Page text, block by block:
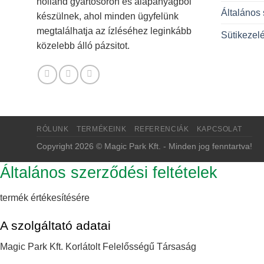
készülnek, ahol minden ügyfelünk
megtalálhatja az ízléséhez leginkább
közelebb álló pázsitot.
Általános
RÓLUNK TERMÉKEINK REFERENCIÁK KAPCSOLAT
Copyright 2026 © Magic Park Kft. - Minden jog fenntartva!
Általános szerződési feltételek
termék értékesítésére
A szolgáltató adatai
Magic Park Kft. Korlátolt Felelősségű Társaság